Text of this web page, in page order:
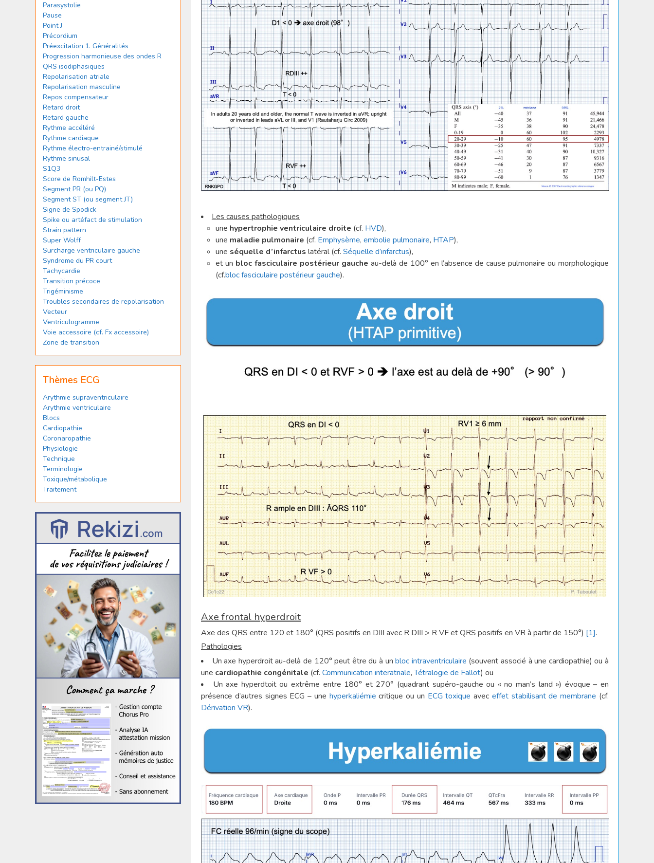
Les causes pathologiques
une hypertrophie ventriculaire droite (cf. HVD),
une maladie pulmonaire (cf. Emphysème, embolie pulmonaire, HTAP),
une séquelle d’infarctus latéral (cf. Séquelle d’infarctus),
et un bloc fasciculaire postérieur gauche au-delà de 100° en l’absence de cause pulmonaire ou morphologique
(cf.bloc fasciculaire postérieur gauche).
Axe frontal hyperdroit
Axe des QRS entre 120 et 180° (QRS positifs en DIII avec R DIII > R VF et QRS positifs en VR à partir de 150°) [1].
Pathologies
Un axe hyperdroit au-delà de 120° peut être du à unbloc intraventriculaire (souvent associé à une cardiopathie) ou à
une cardiopathie congénitale (cf. Communication interatriale,Tétralogie de Fallot) ou
Un axe hyperdtoit ou extrême entre 180° et 270° (quadrant supéro-gauche ou « no man’s land ») évoque – en
présence d’autres signes ECG – une hyperkaliémie critique ou un ECG toxique avec effet stabilisant de membrane (cf.
Dérivation VR).
Parasystolie
Pause
Point J
Précordium
Préexcitation 1. Généralités
Progression harmonieuse des ondes R
QRS isodiphasiques
Repolarisation atriale
Repolarisation masculine
Repos compensateur
Retard droit
Retard gauche
Rythme accéléré
Rythme cardiaque
Rythme électro-entrainé/stimulé
Rythme sinusal
S1Q3
Score de Romhilt-Estes
Segment PR (ou PQ)
Segment ST (ou segment JT)
Signe de Spodick
Spike ou artéfact de stimulation
Strain pattern
Super Wolff
Surcharge ventriculaire gauche
Syndrome du PR court
Tachycardie
Transition précoce
Trigéminisme
Troubles secondaires de repolarisation
Vecteur
Ventriculogramme
Voie accessoire (cf. Fx accessoire)
Zone de transition
Thèmes ECG
Arythmie supraventriculaire
Arythmie ventriculaire
Blocs
Cardiopathie
Coronaropathie
Physiologie
Technique
Terminologie
Toxique/métabolique
Traitement